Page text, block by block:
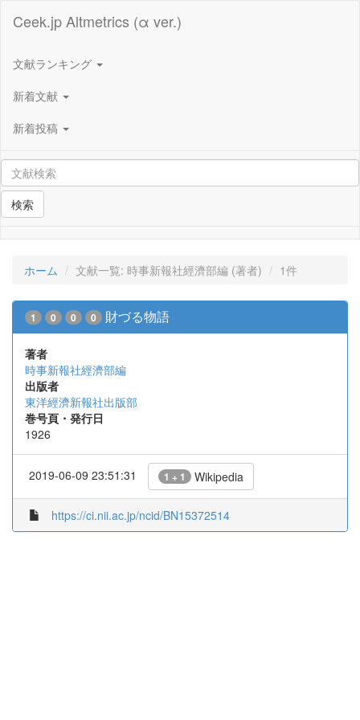
Ceek.jp Altmetrics (α ver.)
文献ランキング
新着文献
新着投稿
検索
ホーム 文献一覧: 時事新報社經濟部編 (著者) 1件
1 0 0 0 財づる物語
著者
時事新報社經濟部編
出版者
東洋經濟新報社出版部
巻号頁・発行日
1926
2019-06-09 23:51:31 1 + 1 Wikipedia
https://ci.nii.ac.jp/ncid/BN15372514